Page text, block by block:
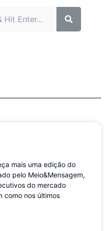
mais uma edição do
pelo Meio&Mensagem,
do mercado
como nos últimos